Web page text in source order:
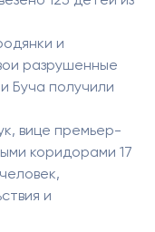
и
разрушенные
Буча получили
вице премьер-
коридорами 17
и